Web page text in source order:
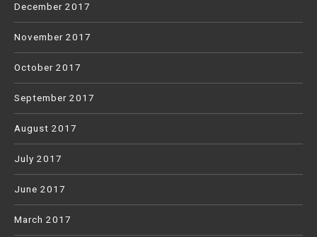
December 2017
November 2017
October 2017
September 2017
August 2017
July 2017
June 2017
March 2017